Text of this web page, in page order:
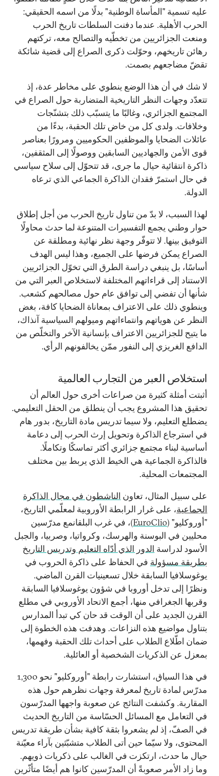
عليه تسمية "المأساة الوطنية" بدلًا من اسمه الحقيقي:
الحرب الأهلية. عندما دفنت السلطات تاريخ الحرب
ومنعت الجزائريين من تخطّيه والتصالح معه، تركتهم
رهائن تاريخهم، وحوّلت ذكرى الصراع إلى قضية شائكة
تقضّ مضاجعهم بصمت.
لا شك في أن هذا الوضع ينطوي على مخاطر عدة، إذ
تتعدّد وجهات النظر التاريخية المتضاربة حول الصراع في
المجتمع الجزائري، وغالبًا ما يتسبّب ذلك بتشنّجات
وخلافات. ولدى كل من خاض تلك الحقبة، بدءًا من
عائلات الضحايا والموظفين الحكوميين ومرورًا بعناصر
قوى الأمن والجهاديين السابقين ووصولًا إلى المثقفين،
ذاكرة انتقائية حيال ما جرى، قد تتحوّل إلى سلاح سياسي
في حال استمرّ فقدان الذاكرة الجماعي الذي ترعاه
الدولة.
لهذا السبب، لا بدّ من تناول تاريخ الحرب من أجل إطلاق
حوار وطني يجمع التفسيرات المتنوعة لما حدث محاولًا
التوفيق بينها. لا تتوفّر وجهة نظر نهائية ومطلقة عن
الصراع يمكن فرضها على الجميع، وهذا ليس الهدف
أساسًا، بل ينبغي دراسة الطرق التي تخوّل الجزائريين
الاستناد إلى قراءاتهم المختلفة لاستخلاص العبر التي من
شأنها أن تفضي إلى توافق عام حول مصالحهم كشعب.
وينطوي ذلك على الاعتراف بمعاناة الضحايا كافة، بغض
النظر عن هوياتهم وانتماءاتهم وميولهم السياسية آنذاك،
ما يتيح للجزائريين الاعتراف بإنسانية الآخر والتخلّص من
الدافع الغريزي إلى النفور ممّن يخالفونهم الرأي.
استخلاص العبر من التجارب العالمية
أثبتت أمثلة كثيرة من صراعات أخرى حول العالم أن
تحقيق هذا المشروع يجب أن ينطلق من الحقل التعليمي.
يضطلع التعليم، ولا سيما تدريس مادة التاريخ، بدور هام
في استرجاع الذاكرة وتحويل إرث الحرب إلى دعامة
أساسية لبناء مجتمع جزائري أكثر تماسكًا وتكاملًا.
فالذاكرة الجماعية هي الخيط الذي يربط بين مختلف
المجتمعات المحلية.
على سبيل المثال، تعاون الناشطون في مجال الذاكرة
الجماعية، على غرار الرابطة الأوروبية لمعلّمي التاريخ،
"أوروكليو" (EuroClio)، في غرب البلقانمع مدرّسين
محليين في البوسنة والهرسك، وكرواتيا، وصربيا، والجبل
الأسود لدراسة الدور الذي أدّاه التعليم وتدريس التاريخ
بطريقة مسؤولة في الحفاظ على ذاكرة الحروب في
يوغوسلافيا السابقة خلال تسعينيات القرن الماضي.
ونظرًا إلى تدخل أوروبا في شؤون يوغوسلافيا السابقة
وقربها الجغرافي منها، أجمع الاتحاد الأوروبي في مطلع
القرن الجديد على أن الوقت قد حان كي تبدأ المدارس
بتناول مواضيع هذه النزاعات. وهدفت هذه الخطوة إلى
ضمان اطّلاع الطلاب على أحداث تلك الحقبة وفهمها،
بمعزل عن الذكريات الشخصية أو العائلية.
في هذا السياق، استشارت رابطة "أوروكليو" نحو 1,300
مدرّس لمادة تاريخ لمعرفة وجهات نظرهم حول هذه
المقاربة. وكشفت النتائج عن صعوبة واجهها المدرّسون
في التعامل مع المسائل الحسّاسة من التاريخ الحديث
في الصفّ، إذ لم يشعروا بثقة كافية بشأن طريقة تدريس
المحتوى، ولا سيّما حين أتى الطلاب متشبّثين بآراء معيّنة
حيال ما حدث، ارتكزت في الغالب على ذكريات ذويهم.
وما زاد الأمر صعوبةً أن المدرّسين كانوا هم أيضًا متأثّرين